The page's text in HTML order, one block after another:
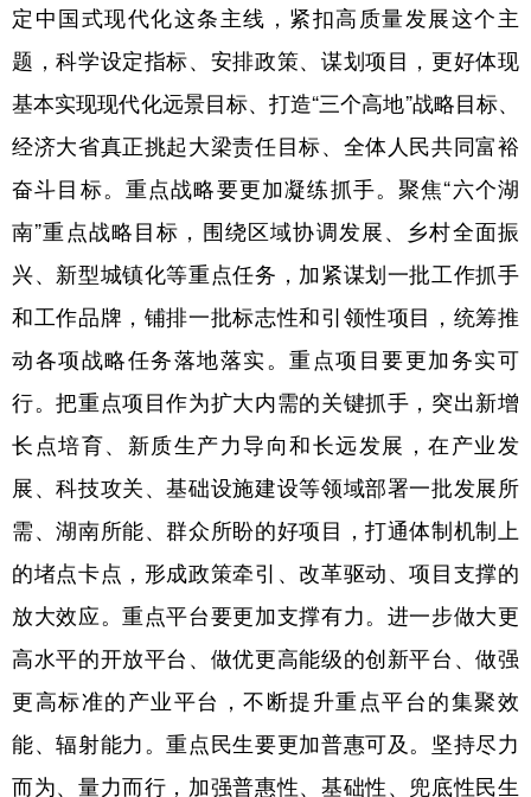
定中国式现代化这条主线，紧扣高质量发展这个主
题，科学设定指标、安排政策、谋划项目，更好体现
基本实现现代化远景目标、打造“三个高地”战略目标、
经济大省真正挑起大梁责任目标、全体人民共同富裕
奋斗目标。重点战略要更加凝练抓手。聚焦“六个湖
南”重点战略目标，围绕区域协调发展、乡村全面振
兴、新型城镇化等重点任务，加紧谋划一批工作抓手
和工作品牌，铺排一批标志性和引领性项目，统筹推
动各项战略任务落地落实。重点项目要更加务实可
行。把重点项目作为扩大内需的关键抓手，突出新增
长点培育、新质生产力导向和长远发展，在产业发
展、科技攻关、基础设施建设等领域部署一批发展所
需、湖南所能、群众所盼的好项目，打通体制机制上
的堵点卡点，形成政策牵引、改革驱动、项目支撑的
放大效应。重点平台要更加支撑有力。进一步做大更
高水平的开放平台、做优更高能级的创新平台、做强
更高标准的产业平台，不断提升重点平台的集聚效
能、辐射能力。重点民生要更加普惠可及。坚持尽力
而为、量力而行，加强普惠性、基础性、兜底性民生